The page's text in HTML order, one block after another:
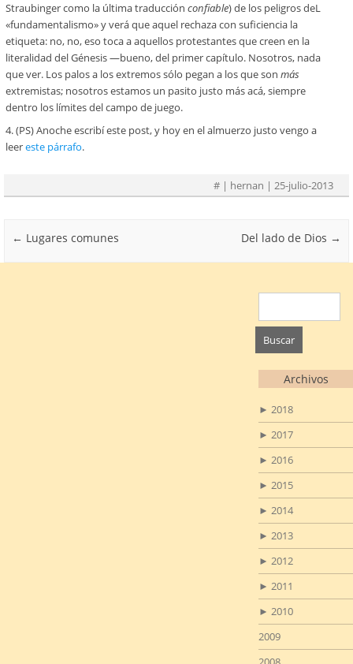
Straubinger como la última traducción confiable) de los peligros deL
«fundamentalismo» y verá que aquel rechaza con suficiencia la
etiqueta: no, no, eso toca a aquellos protestantes que creen en la
literalidad del Génesis —bueno, del primer capítulo. Nosotros, nada
que ver. Los palos a los extremos sólo pegan a los que son más
extremistas; nosotros estamos un pasito justo más acá, siempre
dentro los límites del campo de juego.
4. (PS) Anoche escribí este post, y hoy en el almuerzo justo vengo a
leereste párrafo.
# | hernan | 25-julio-2013
Post navigation
← Lugares comunes Del lado de Dios →
Archivos
► 2018
► 2017
► 2016
► 2015
► 2014
► 2013
► 2012
► 2011
► 2010
2009